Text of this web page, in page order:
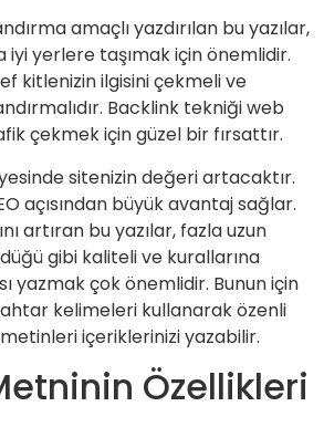
amaçlı yazdırılan bu yazılar,
iyi yerlere taşımak için önemlidir.
kitlenizin ilgisini çekmeli ve
Backlink tekniği web
çekmek için güzel bir fırsattır.
sitenizin değeri artacaktır.
açısından büyük avantaj sağlar.
artıran bu yazılar, fazla uzun
gibi kaliteli ve kurallarına
yazmak çok önemlidir. Bunun için
kelimeleri kullanarak özenli
içeriklerinizi yazabilir.
Özellikleri